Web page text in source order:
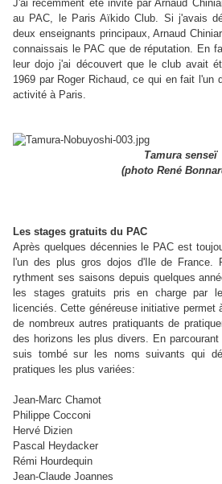
J'ai récemment été invité par Arnaud
au PAC, le Paris Aïkido Club. Si j'avais
deux enseignants principaux, Arnaud
connaissais le PAC que de réputation. En
leur dojo j'ai découvert que le club avait
1969 par Roger Richaud, ce qui en fait l'un
activité à Paris.
Tamura senseï
(photo René
Les stages gratuits du PAC
Après quelques décennies le PAC est
l'un des plus gros dojos d'Ile de France.
rythment ses saisons depuis quelques
les stages gratuits pris en charge par
licenciés. Cette généreuse initiative permet
de nombreux autres pratiquants de
des horizons les plus divers. En
suis tombé sur les noms suivants qui
pratiques les plus variées:
Jean-Marc Chamot
Philippe Cocconi
Hervé Dizien
Pascal Heydacker
Rémi Hourdequin
Jean-Claude Joannes